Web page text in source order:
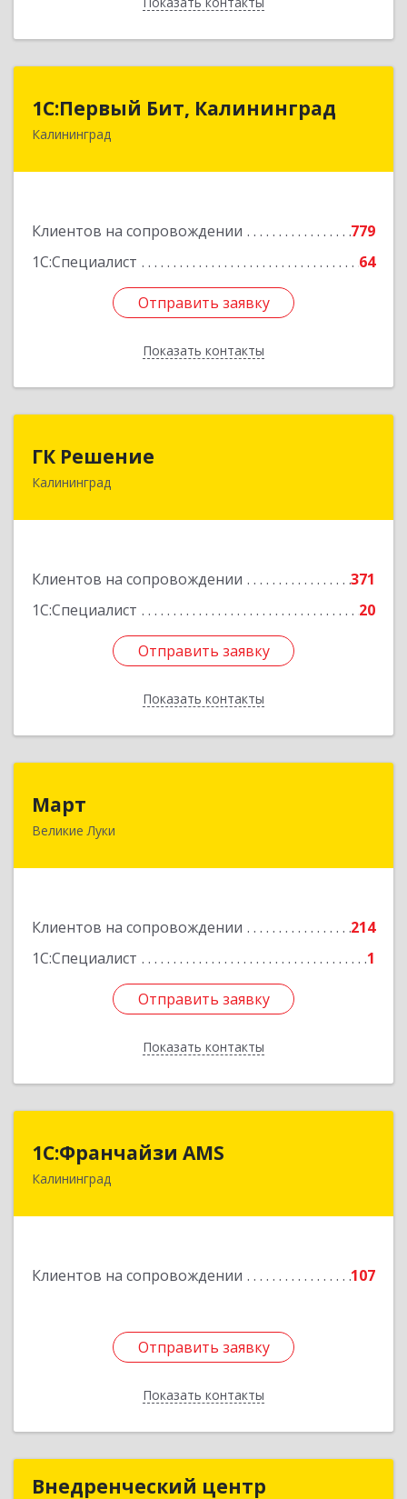
1С:Первый Бит, Калининград
Калининград
Клиентов на сопровождении
779
1С:Специалист
64
Отправить заявку
Показать контакты
1С:Первый Бит, Калининград
236006, Калининградская обл, Калининград г,
Отправить заявку
Назад
ГК Решение
Калининград
Клиентов на сопровождении
371
1С:Специалист
20
Отправить заявку
Показать контакты
236038, Калининградская обл, Калининград г,
Отправить заявку
Назад
Март
Великие Луки
Клиентов на сопровождении
214
1С:Специалист
1
Отправить заявку
Показать контакты
182113, Псковская обл, Великие Луки г,
Отправить заявку
Назад
1С:Франчайзи AMS
Калининград
Клиентов на сопровождении 107
Отправить заявку
Показать контакты
238325, Калининградская обл, Гурьевский р-н,
Отправить заявку
Назад
Внедренческий центр
Внедренческий центр